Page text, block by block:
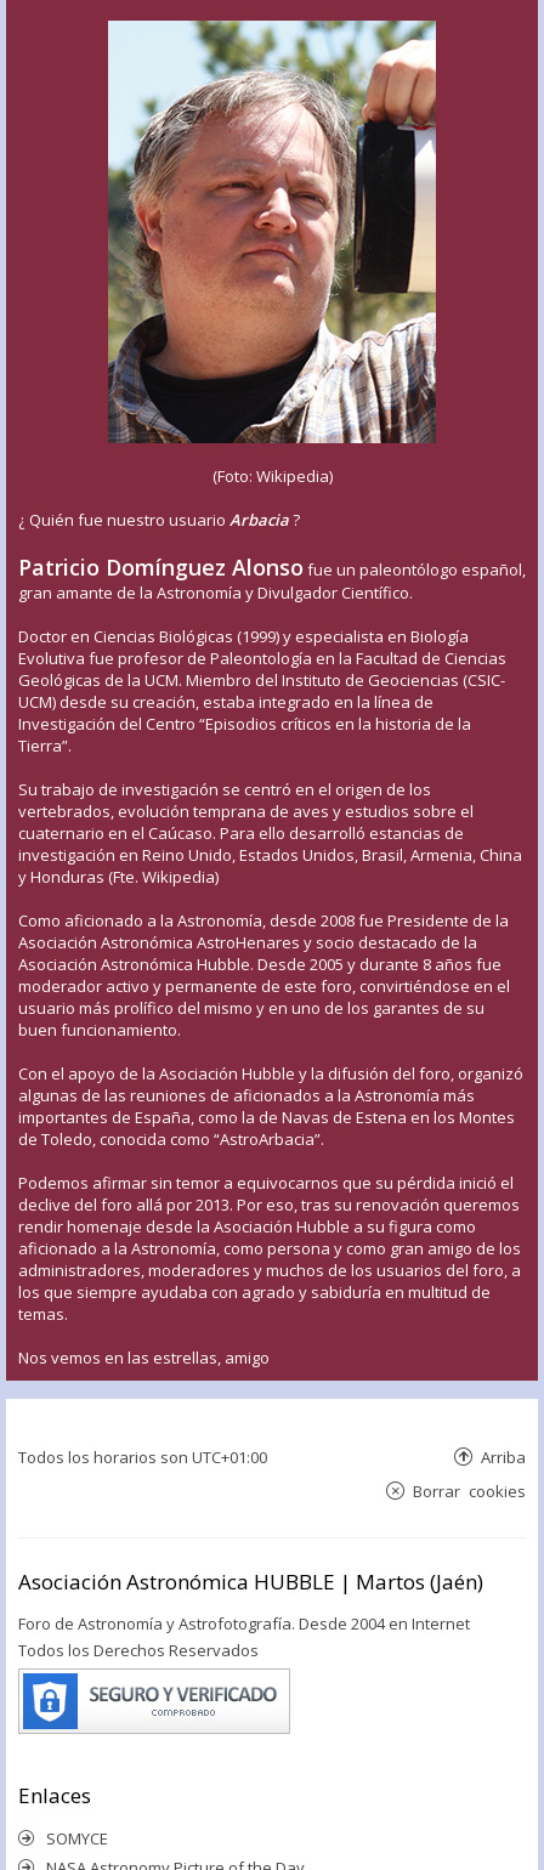
(Foto: Wikipedia)
¿ Quién fue nuestro usuario Arbacia?
Patricio Domínguez Alonso fue un paleontólogo español,
gran amante de la Astronomía y Divulgador Científico.
Doctor en Ciencias Biológicas (1999) y especialista en Biología
Evolutiva fue profesor de Paleontología en la Facultad de Ciencias
Geológicas de la UCM. Miembro del Instituto de Geociencias (CSIC-
UCM) desde su creación, estaba integrado en la línea de
Investigación del Centro “Episodios críticos en la historia de la
Tierra”.
Su trabajo de investigación se centró en el origen de los
vertebrados, evolución temprana de aves y estudios sobre el
cuaternario en el Caúcaso. Para ello desarrolló estancias de
investigación en Reino Unido, Estados Unidos, Brasil, Armenia, China
y Honduras (Fte. Wikipedia)
Como aficionado a la Astronomía, desde 2008 fue Presidente de la
Asociación Astronómica AstroHenares y socio destacado de la
Asociación Astronómica Hubble. Desde 2005 y durante 8 años fue
moderador activo y permanente de este foro, convirtiéndose en el
usuario más prolífico del mismo y en uno de los garantes de su
buen funcionamiento.
Con el apoyo de la Asociación Hubble y la difusión del foro, organizó
algunas de las reuniones de aficionados a la Astronomía más
importantes de España, como la de Navas de Estena en los Montes
de Toledo, conocida como “AstroArbacia”.
Podemos afirmar sin temor a equivocarnos que su pérdida inició el
declive del foro allá por 2013. Por eso, tras su renovación queremos
rendir homenaje desde la Asociación Hubble a su figura como
aficionado a la Astronomía, como persona y como gran amigo de los
administradores, moderadores y muchos de los usuarios del foro, a
los que siempre ayudaba con agrado y sabiduría en multitud de
temas.
Nos vemos en las estrellas, amigo
Todos los horarios son UTC+01:00 Arriba
Borrar cookies
Asociación Astronómica HUBBLE | Martos (Jaén)
Foro de Astronomía y Astrofotografía. Desde 2004 en Internet
Todos los Derechos Reservados
Enlaces
SOMYCE